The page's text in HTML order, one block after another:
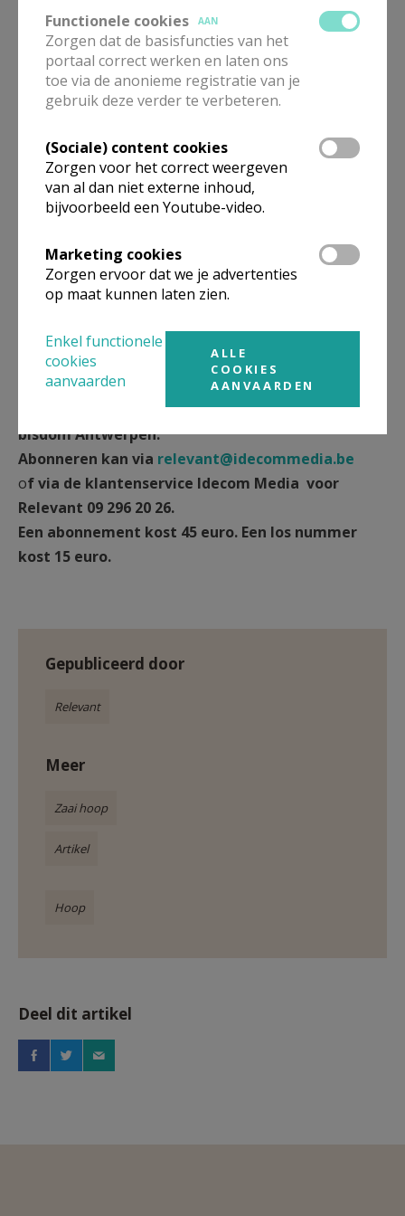
Als je als transpersoon naar buiten komt, is daar een
lange tijd aan vooraf gegaan. De mensen rondom jou
hebben niet allen dat proces meegemaakt.”
De Vlaamse Kerk is redelijk goed mee met haar tijd.
vinden hun weg … Maar waar is mijn generatie, de
GenX-ers? Als ik iets zou willen bijbrengen, is het dit:
mijn generatie iets aanbieden waardoor ze opnieuw
(weer) in hun leven te vinden. Ik kan alleen optreden
als getuige door te laten zien dat mijn geloof mij al
veel goeds heeft gebracht: vrienden, mooie
het gevoel geborgen te zijn in Gods barmhartigheid.
Lees meer in ‘Relevant’, het magazine van het
bisdom Antwerpen.
Abonneren kan via relevant@idecommedia.be
of via de klantenservice Idecom Media voor
Relevant 09 296 20 26.
Een abonnement kost 45 euro. Een los nummer
kost 15 euro.
Gepubliceerd door
Relevant
Meer
Zaai hoop
Artikel
Hoop
Deel dit artikel
Functionele cookies
AAN
Zorgen dat de basisfuncties van het
portaal correct werken en laten ons
toe via de anonieme registratie van je
gebruik deze verder te verbeteren.
(Sociale) content cookies
Zorgen voor het correct weergeven
van al dan niet externe inhoud,
bijvoorbeeld een Youtube-video.
Marketing cookies
Zorgen ervoor dat we je advertenties
op maat kunnen laten zien.
Enkel functionele
cookies
aanvaarden
ALLE
COOKIES
AANVAARDEN